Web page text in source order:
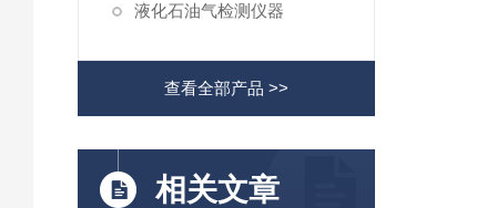
液化石油气检测仪器
查看全部产品 >>
相关文章